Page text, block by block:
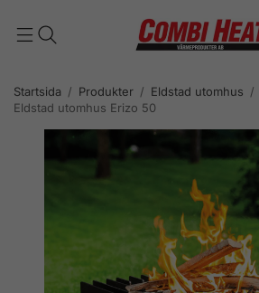
Startsida / Produkter / Eldstad utomhus /
Eldstad utomhus Erizo 50